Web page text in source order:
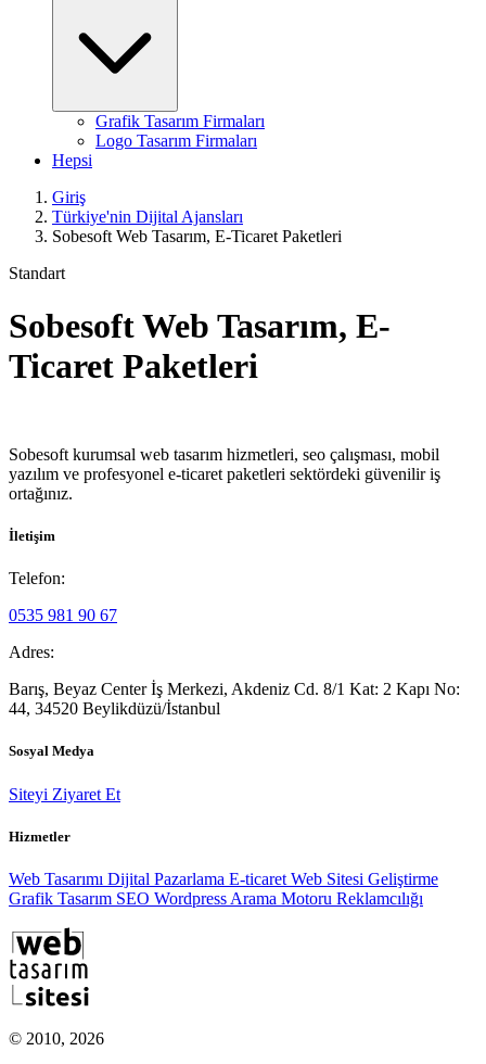
Grafik Tasarım Firmaları
Logo Tasarım Firmaları
Hepsi
Giriş
Türkiye'nin Dijital Ajansları
Sobesoft Web Tasarım, E-Ticaret Paketleri
Standart
Sobesoft Web Tasarım, E-
Ticaret Paketleri
Sobesoft kurumsal web tasarım hizmetleri, seo çalışması, mobil
yazılım ve profesyonel e-ticaret paketleri sektördeki güvenilir iş
ortağınız.
İletişim
Telefon:
0535 981 90 67
Adres:
Barış, Beyaz Center İş Merkezi, Akdeniz Cd. 8/1 Kat: 2 Kapı No:
44, 34520 Beylikdüzü/İstanbul
Sosyal Medya
Siteyi Ziyaret Et
Hizmetler
Web Tasarımı Dijital Pazarlama E-ticaret Web Sitesi Geliştirme
Grafik Tasarım SEO Wordpress Arama Motoru Reklamcılığı
© 2010, 2026